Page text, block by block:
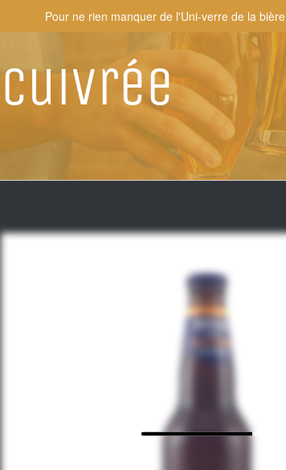
Cuivrée
Pour ne rien manquer de l'Uni-verre de la bière